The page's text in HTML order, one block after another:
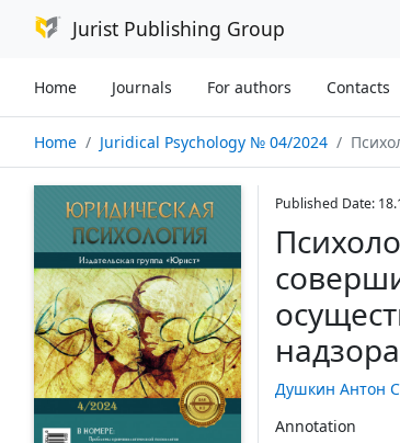
Jurist Publishing Group
Home Journals For authors Contacts
Home Juridical Psychology № 04/2024 Психолого-
Published Date:
надзора
Душкин Антон
Annotation